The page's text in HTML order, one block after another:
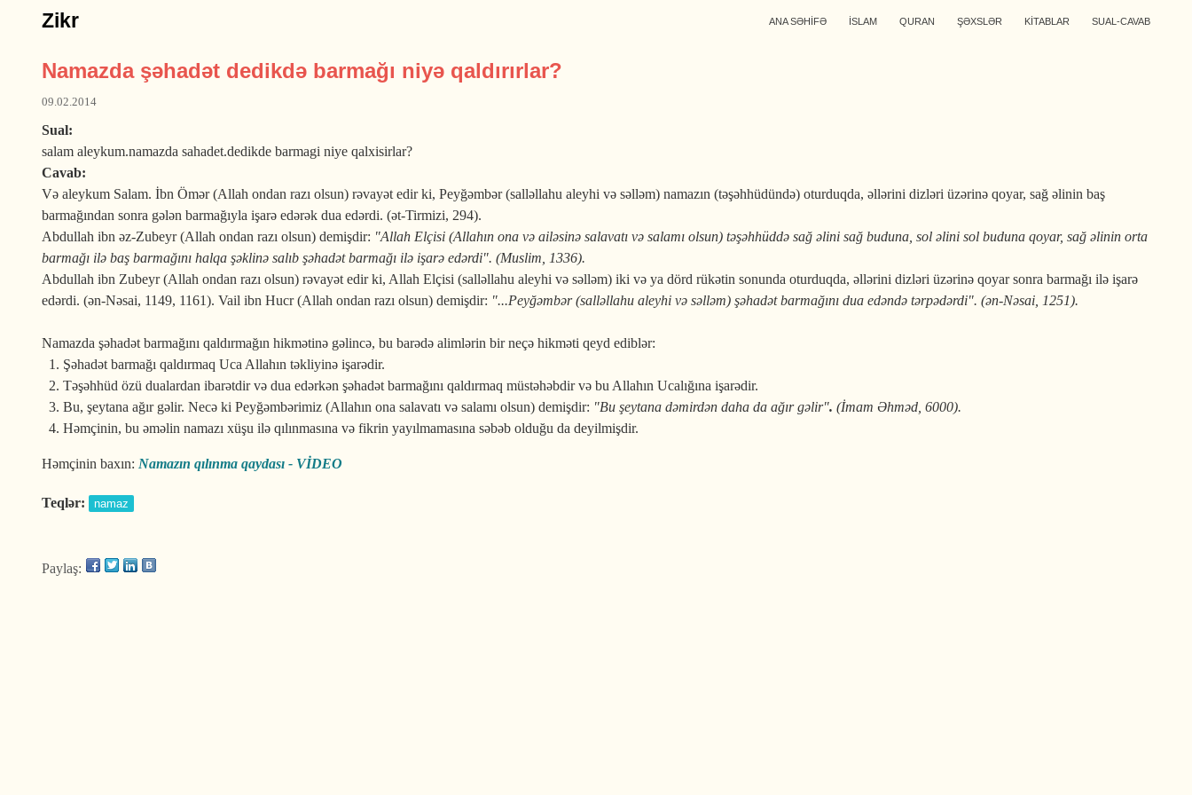
Zikr ANA SƏHİFƏ İSLAM QURAN ŞƏXSLƏR KİTABLAR SUAL-CAVAB
Namazda şəhadət dedikdə barmağı niyə qaldırırlar?
09.02.2014
Sual:
salam aleykum.namazda sahadet.dedikde barmagi niye qalxisirlar?
Cavab:
Və aleykum Salam. İbn Ömər (Allah ondan razı olsun) rəvayət edir ki, Peyğəmbər (salləllahu aleyhi və səlləm) namazın (təşəhhüdündə) oturduqda, əllərini dizləri üzərinə qoyar, sağ əlinin baş
barmağından sonra gələn barmağıyla işarə edərək dua edərdi. (ət-Tirmizi, 294).
Abdullah ibn əz-Zubeyr (Allah ondan razı olsun) demişdir: "Allah Elçisi (Allahın ona və ailəsinə salavatı və salamı olsun) təşəhhüddə sağ əlini sağ buduna, sol əlini sol buduna qoyar, sağ əlinin orta
barmağı ilə baş barmağını halqa şəklinə salıb şəhadət barmağı ilə işarə edərdi". (Muslim, 1336).
Abdullah ibn Zubeyr (Allah ondan razı olsun) rəvayət edir ki, Allah Elçisi (salləllahu aleyhi və səlləm) iki və ya dörd rükətin sonunda oturduqda, əllərini dizləri üzərinə qoyar sonra barmağı ilə işarə
edərdi. (ən-Nəsai, 1149, 1161). Vail ibn Hucr (Allah ondan razı olsun) demişdir: "...Peyğəmbər (salləllahu aleyhi və səlləm) şəhadət barmağını dua edəndə tərpədərdi". (ən-Nəsai, 1251).
Namazda şəhadət barmağını qaldırmağın hikmətinə gəlincə, bu barədə alimlərin bir neçə hikməti qeyd ediblər:
Şəhadət barmağı qaldırmaq Uca Allahın təkliyinə işarədir.
Təşəhhüd özü dualardan ibarətdir və dua edərkən şəhadət barmağını qaldırmaq müstəhəbdir və bu Allahın Ucalığına işarədir.
Bu, şeytana ağır gəlir. Necə ki Peyğəmbərimiz (Allahın ona salavatı və salamı olsun) demişdir: "Bu şeytana dəmirdən daha da ağır gəlir". (İmam Əhməd, 6000).
Həmçinin, bu əməlin namazı xüşu ilə qılınmasına və fikrin yayılmamasına səbəb olduğu da deyilmişdir.
Həmçinin baxın: Namazın qılınma qaydası - VİDEO
Teqlər: namaz
Paylaş: